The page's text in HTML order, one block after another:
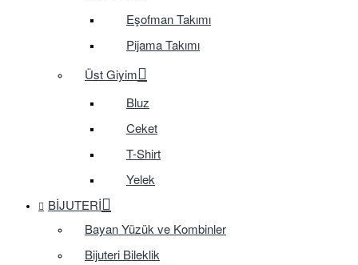
Eşofman Takımı
Pijama Takımı
Üst Giyim
Bluz
Ceket
T-Shirt
Yelek
BIJUTERI
Bayan Yüzük ve Kombinler
Bijuteri Bileklik